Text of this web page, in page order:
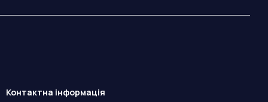
Контактна інформація